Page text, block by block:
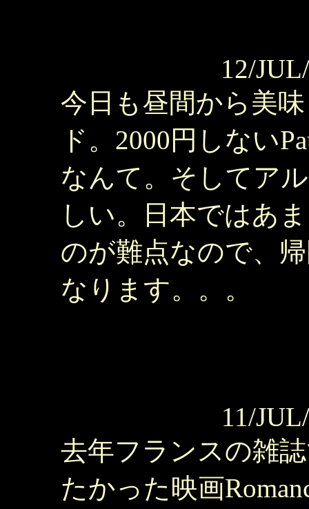
12/
今日も昼間から美
ド。2000円しない
なんて。そしてア
しい。日本ではあ
のが難点なので、
なります。。。
11/
去年フランスの雑
たかった映画